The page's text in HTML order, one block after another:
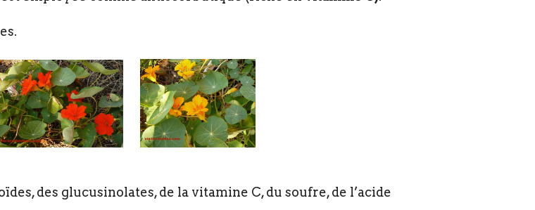
des glucusinolates, de la vitamine C, du soufre, de l’acide